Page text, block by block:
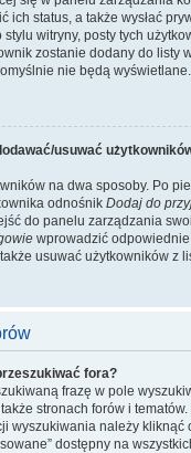
ich status, a także wysłać
witryny, posty tych
zostanie dodany do listy
nie będą wyświetlane.
usuwać
na dwa sposoby. Po
odnośnik Dodaj do
do panelu zarządzania
wprowadzić
usuwać użytkowników z
fora?
frazę w pole
stronach forów i
wyszukiwania należy kliknąć
dostępny na